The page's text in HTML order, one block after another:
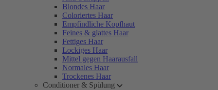
Blondes Haar
Coloriertes Haar
Empfindliche Kopfhaut
Feines & glattes Haar
Fettiges Haar
Lockiges Haar
Mittel gegen Haarausfall
Normales Haar
Trockenes Haar
Conditioner & Spülung